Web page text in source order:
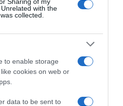
with the
collected.
to enable storage
cookies on web or
data to be sent to